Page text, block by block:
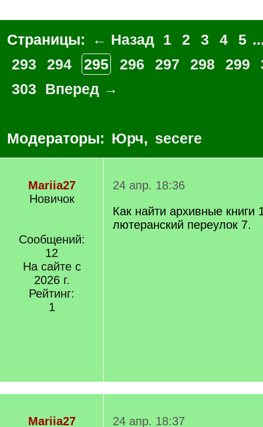
Страницы: ← Назад 1 2 3 4 5
293
294 295 296 297 298 299
303
Вперед →
Модераторы: Юрч, secere
Mariia27
Новичок
Сообщений:
12
На сайте с
2026 г.
Рейтинг:
1
24 апр. 18:36
Как найти архивные книги
лютеранский переулок 7.
Mariia27 24 апр. 18:37